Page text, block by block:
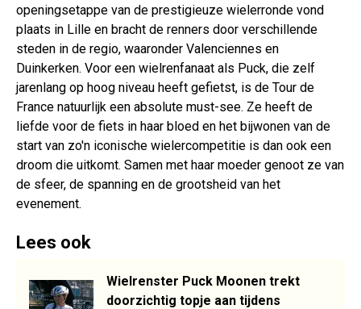
openingsetappe van de prestigieuze wielerronde vond
plaats in Lille en bracht de renners door verschillende
steden in de regio, waaronder Valenciennes en
Duinkerken. Voor een wielrenfanaat als Puck, die zelf
jarenlang op hoog niveau heeft gefietst, is de Tour de
France natuurlijk een absolute must-see. Ze heeft de
liefde voor de fiets in haar bloed en het bijwonen van de
start van zo'n iconische wielercompetitie is dan ook een
droom die uitkomt. Samen met haar moeder genoot ze van
de sfeer, de spanning en de grootsheid van het
evenement.
Lees ook
Wielrenster Puck Moonen trekt
doorzichtig topje aan tijdens